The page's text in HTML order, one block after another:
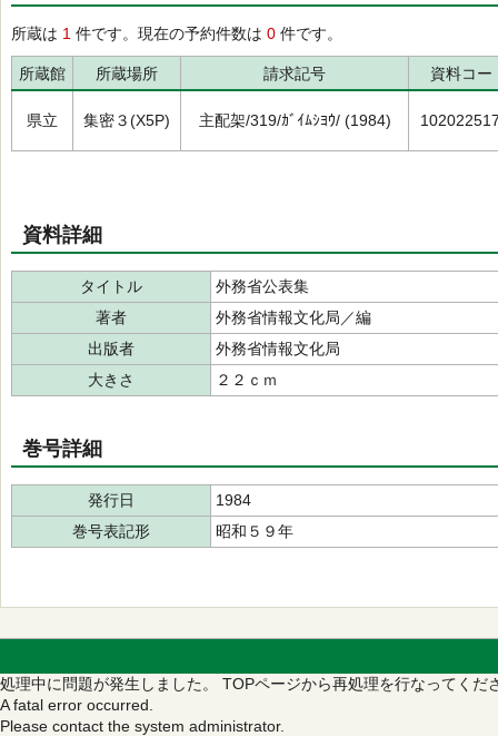
所蔵は 1 件です。現在の予約件数は 0 件です。
所蔵館 所蔵場所 請求記号 資料コー
県立 集密３(X5P) 主配架/319/ｶﾞｲﾑｼﾖｳ/ (1984)
資料詳細
タイトル
外務省公表集
著者
外務省情報文化局／編
出版者
外務省情報文化局
大きさ
２２ｃｍ
巻号詳細
発行日
1984
巻号表記形
昭和５９年
処理中に問題が発生しました。 TOPページから再処理を行なってくだ
A fatal error occurred.
Please contact the system administrator.